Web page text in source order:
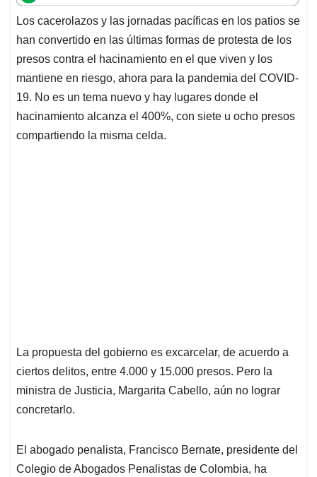
t
s
A
p
p
e
b
o
o
k
k
e
d
I
n
i
l
e
a
d
s
Los cacerolazos y las jornadas pacíficas en los patios se
han convertido en las últimas formas de protesta de los
presos contra el hacinamiento en el que viven y los
mantiene en riesgo, ahora para la pandemia del COVID-
19. No es un tema nuevo y hay lugares donde el
hacinamiento alcanza el 400%, con siete u ocho presos
compartiendo la misma celda.
La propuesta del gobierno es excarcelar, de acuerdo a
ciertos delitos, entre 4.000 y 15.000 presos. Pero la
ministra de Justicia, Margarita Cabello, aún no lograr
concretarlo.
El abogado penalista, Francisco Bernate, presidente del
Colegio de Abogados Penalistas de Colombia, ha